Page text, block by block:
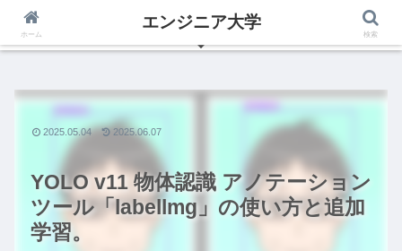
いつからでも夢は叶えられる、エンジニアの為のブログ
YOLO v11 物体認識 アノテーション
ツール「labellmg」の使い方と追加
学習。
2025.05.04 2025.06.07
ホーム
エンジニア大学
検索